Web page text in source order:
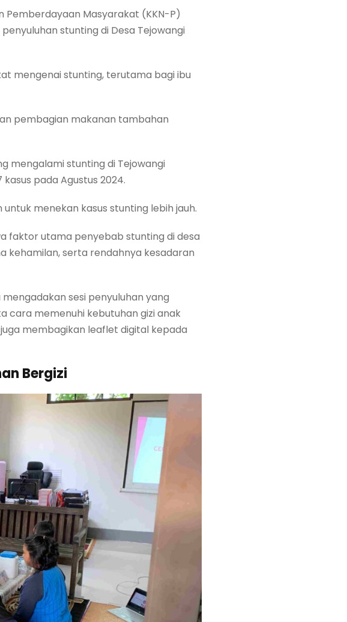
Pemberdayaan Masyarakat (KKN-P)
stunting di Desa Tejowangi
mengenai stunting, terutama bagi ibu
pembagian makanan tambahan
mengalami stunting di Tejowangi
pada Agustus 2024.
menekan kasus stunting lebih jauh.
faktor utama penyebab stunting di desa
kehamilan, serta rendahnya kesadaran
sesi penyuluhan yang
cara memenuhi kebutuhan gizi anak
membagikan leaflet digital kepada
Bergizi